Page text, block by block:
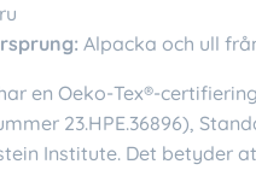
Alpacka och ull
en Oeko-Tex®-certifiering
23.HPE.36896),
Institute. Det betyder